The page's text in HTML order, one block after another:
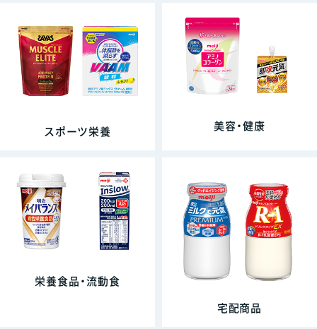
スポーツ栄養 美容・健康
栄養食品・流動食
宅配商品